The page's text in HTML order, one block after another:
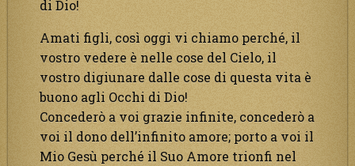
di Dio!
Amati figli, così oggi vi chiamo perché, il
vostro vedere è nelle cose del Cielo, il
vostro digiunare dalle cose di questa vita è
buono agli Occhi di Dio!
Concederò a voi grazie infinite, concederò a
voi il dono dell’infinito amore; porto a voi il
Mio Gesù perché il Suo Amore trionfi nel